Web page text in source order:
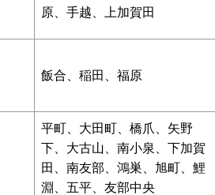
原、手越、上加賀田
飯合、稲田、福原
平町、大田町、橋爪、矢野
下、大古山、南小泉、下加賀
田、南友部、鴻巣、旭町、鯉
淵、五平、友部中央